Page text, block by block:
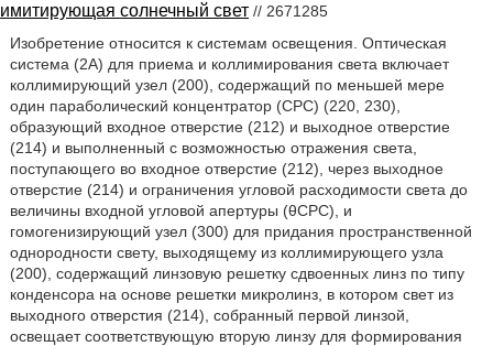
имитирующая солнечный свет // 2671285
Изобретение относится к системам освещения. Оптическая
система (2A) для приема и коллимирования света включает
коллимирующий узел (200), содержащий по меньшей мере
один параболический концентратор (CPC) (220, 230),
образующий входное отверстие (212) и выходное отверстие
(214) и выполненный с возможностью отражения света,
поступающего во входное отверстие (212), через выходное
отверстие (214) и ограничения угловой расходимости света до
величины входной угловой апертуры (θCPC), и
гомогенизирующий узел (300) для придания пространственной
однородности свету, выходящему из коллимирующего узла
(200), содержащий линзовую решетку сдвоенных линз по типу
конденсора на основе решетки микролинз, в котором свет из
выходного отверстия (214), собранный первой линзой,
освещает соответствующую вторую линзу для формирования